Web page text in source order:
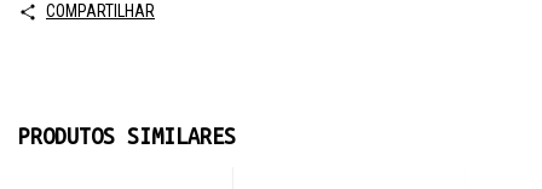
COMPARTILHAR
PRODUTOS SIMILARES